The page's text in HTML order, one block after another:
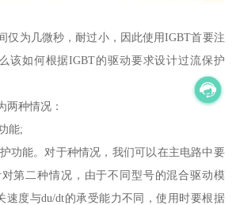
仅为几微秒，耐过小，因此使用IGBT首要注
该如何根据IGBT的驱动要求设计过流保护
两种情况：
能;
功能。对于种情况，我们可以在主电路中要
第二种情况，由于不同型号的混合驱动模
速度与du/dt的承受能力不同，使用时要根据